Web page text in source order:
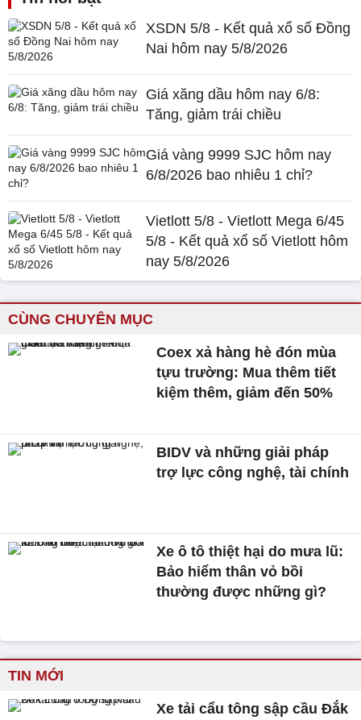
XSDN 5/8 - Kết quả xổ số Đồng
Nai hôm nay 5/8/2026
Giá xăng dầu hôm nay 6/8:
Tăng, giảm trái chiều
Giá vàng 9999 SJC hôm nay
6/8/2026 bao nhiêu 1 chỉ?
Vietlott 5/8 - Vietlott Mega 6/45
5/8 - Kết quả xổ số Vietlott hôm
nay 5/8/2026
CÙNG CHUYÊN MỤC
Coex xả hàng hè đón mùa
tựu trường: Mua thêm tiết
kiệm thêm, giảm đến 50%
BIDV và những giải pháp
trợ lực công nghệ, tài chính
Xe ô tô thiệt hại do mưa lũ:
Bảo hiểm thân vỏ bồi
thường được những gì?
TIN MỚI
Xe tải cẩu tông sập cầu Đắk